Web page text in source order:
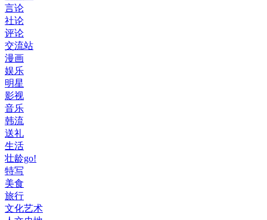
言论
社论
评论
交流站
漫画
娱乐
明星
影视
音乐
韩流
送礼
生活
壮龄go!
特写
美食
旅行
文化艺术